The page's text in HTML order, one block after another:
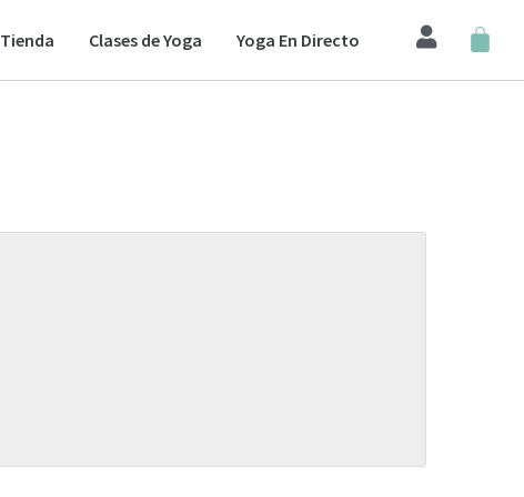
Tienda Clases de Yoga Yoga En Directo